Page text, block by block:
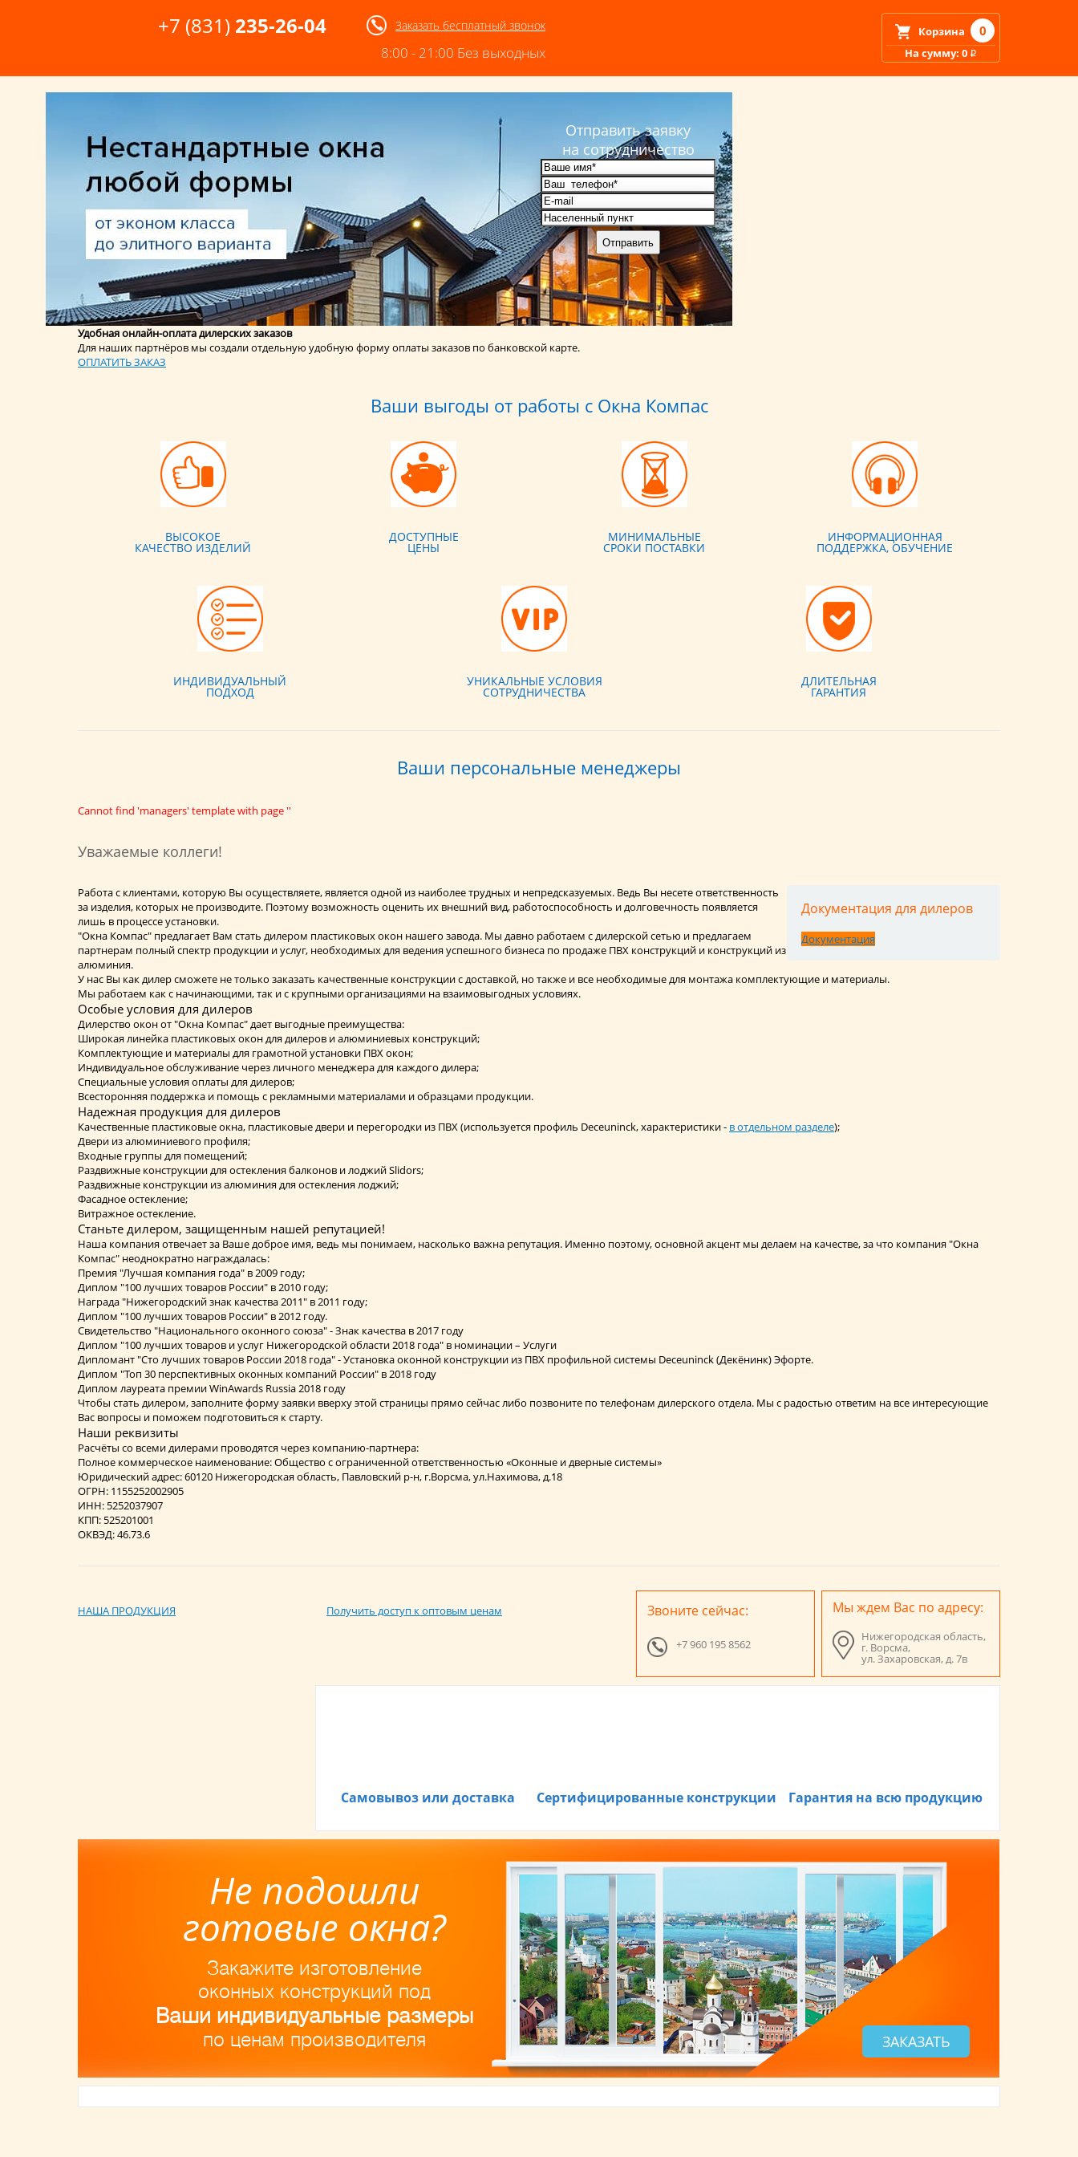
+7 (831) 235-26-04 Заказать бесплатный звонок
8:00 - 21:00 Без выходных
Корзина 0
На сумму: 0 i
ГОТОВЫЕ ПЛАСТИКОВЫЕ ОКНА В НИЖНЕМ НОВГОРОДЕ И ОБЛАСТИ
Отправить заявку
на сотрудничество
Удобная онлайн-оплата дилерских заказов
Для наших партнёров мы создали отдельную удобную форму оплаты заказов по банковской карте.
ОПЛАТИТЬ ЗАКАЗ
Ваши выгоды от работы с Окна Компас
ВЫСОКОЕ
КАЧЕСТВО ИЗДЕЛИЙ
ДОСТУПНЫЕ
ЦЕНЫ
МИНИМАЛЬНЫЕ
СРОКИ ПОСТАВКИ
ИНФОРМАЦИОННАЯ
ПОДДЕРЖКА, ОБУЧЕНИЕ
ИНДИВИДУАЛЬНЫЙ
ПОДХОД
УНИКАЛЬНЫЕ УСЛОВИЯ
СОТРУДНИЧЕСТВА
ДЛИТЕЛЬНАЯ
ГАРАНТИЯ
Ваши персональные менеджеры
Cannot find 'managers' template with page ''
Уважаемые коллеги!
Документация для дилеров
Документация
Работа с клиентами, которую Вы осуществляете, является одной из наиболее трудных и непредсказуемых. Ведь Вы несете ответственность
за изделия, которых не производите. Поэтому возможность оценить их внешний вид, работоспособность и долговечность появляется
лишь в процессе установки.
"Окна Компас" предлагает Вам стать дилером пластиковых окон нашего завода. Мы давно работаем с дилерской сетью и предлагаем
партнерам полный спектр продукции и услуг, необходимых для ведения успешного бизнеса по продаже ПВХ конструкций и конструкций из
алюминия.
У нас Вы как дилер сможете не только заказать качественные конструкции с доставкой, но также и все необходимые для монтажа комплектующие и материалы.
Мы работаем как с начинающими, так и с крупными организациями на взаимовыгодных условиях.
Особые условия для дилеров
Дилерство окон от "Окна Компас" дает выгодные преимущества:
Широкая линейка пластиковых окон для дилеров и алюминиевых конструкций;
Комплектующие и материалы для грамотной установки ПВХ окон;
Индивидуальное обслуживание через личного менеджера для каждого дилера;
Специальные условия оплаты для дилеров;
Всесторонняя поддержка и помощь с рекламными материалами и образцами продукции.
Надежная продукция для дилеров
Качественные пластиковые окна, пластиковые двери и перегородки из ПВХ (используется профиль Deceuninck, характеристики - в отдельном разделе);
Двери из алюминиевого профиля;
Входные группы для помещений;
Раздвижные конструкции для остекления балконов и лоджий Slidors;
Раздвижные конструкции из алюминия для остекления лоджий;
Фасадное остекление;
Витражное остекление.
Станьте дилером, защищенным нашей репутацией!
Наша компания отвечает за Ваше доброе имя, ведь мы понимаем, насколько важна репутация. Именно поэтому, основной акцент мы делаем на качестве, за что компания "Окна
Компас" неоднократно награждалась:
Премия "Лучшая компания года" в 2009 году;
Диплом "100 лучших товаров России" в 2010 году;
Награда "Нижегородский знак качества 2011" в 2011 году;
Диплом "100 лучших товаров России" в 2012 году.
Свидетельство "Национального оконного союза" - Знак качества в 2017 году
Диплом "100 лучших товаров и услуг Нижегородской области 2018 года" в номинации – Услуги
Дипломант "Сто лучших товаров России 2018 года" - Установка оконной конструкции из ПВХ профильной системы Deceuninck (Декёнинк) Эфорте.
Диплом "Топ 30 перспективных оконных компаний России" в 2018 году
Диплом лауреата премии WinAwards Russia 2018 году
Чтобы стать дилером, заполните форму заявки вверху этой страницы прямо сейчас либо позвоните по телефонам дилерского отдела. Мы с радостью ответим на все интересующие
Вас вопросы и поможем подготовиться к старту.
Наши реквизиты
Расчёты со всеми дилерами проводятся через компанию-партнера:
Полное коммерческое наименование: Общество с ограниченной ответственностью «Оконные и дверные системы»
Юридический адрес: 60120 Нижегородская область, Павловский р-н, г.Ворсма, ул.Нахимова, д.18
ОГРН: 1155252002905
ИНН: 5252037907
КПП: 525201001
ОКВЭД: 46.73.6
НАША ПРОДУКЦИЯ Мы ждем Вас по адресу:
Нижегородская область,
г. Ворсма,
ул. Захаровская, д. 7в
Звоните сейчас:
+7 960 195 8562
Получить доступ к оптовым ценам
Самовывоз или доставка Сертифицированные конструкции Гарантия на всю продукцию
Не подошли
готовые окна?
Закажите изготовление
оконных конструкций под
Ваши индивидуальные размеры
по ценам производителя ЗАКАЗАТЬ